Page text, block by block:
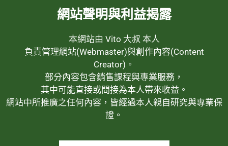
網站聲明與利益揭露
本網站由 Vito 大叔 本人
負責管理網站(Webmaster)與創作內容(Content
Creator)。
部分內容包含銷售課程與專業服務，
其中可能直接或間接為本人帶來收益。
網站中所推廣之任何內容，皆經過本人親自研究與專業保
證。